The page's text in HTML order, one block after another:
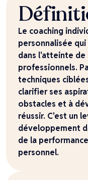
Le coaching
personnalisée
dans l'atteinte
professionnels.
techniques
clarifier ses
obstacles et à
réussir. C'est un
développement
de la
personnel.